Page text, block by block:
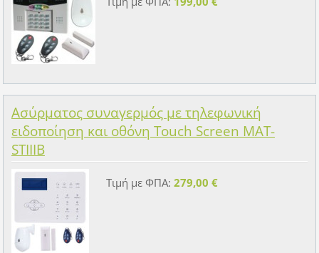
Ασύρματος συναγερμός με τηλεφωνική
ειδοποίηση και οθόνη Touch Screen MAT-
STIIIB
Τιμή με ΦΠΑ: 279,00 €